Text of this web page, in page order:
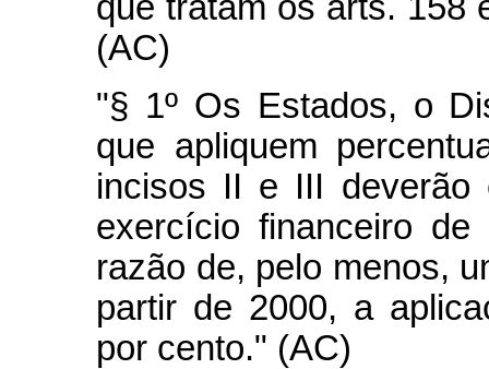
(AC)
"§ 1º Os Estados, o
que apliquem
incisos II e III deverão
exercício financeiro
razão de, pelo menos,
partir de 2000, a
por cento." (AC)